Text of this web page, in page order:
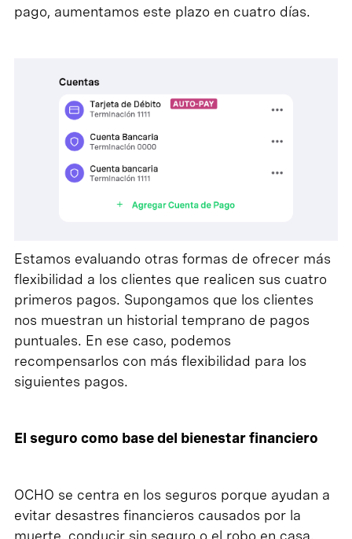
pago, aumentamos este plazo en cuatro días.
Estamos evaluando otras formas de ofrecer más
flexibilidad a los clientes que realicen sus cuatro
primeros pagos. Supongamos que los clientes
nos muestran un historial temprano de pagos
puntuales. En ese caso, podemos
recompensarlos con más flexibilidad para los
siguientes pagos.
El seguro como base del bienestar financiero
OCHO se centra en los seguros porque ayudan a
evitar desastres financieros causados por la
muerte, conducir sin seguro o el robo en casa.